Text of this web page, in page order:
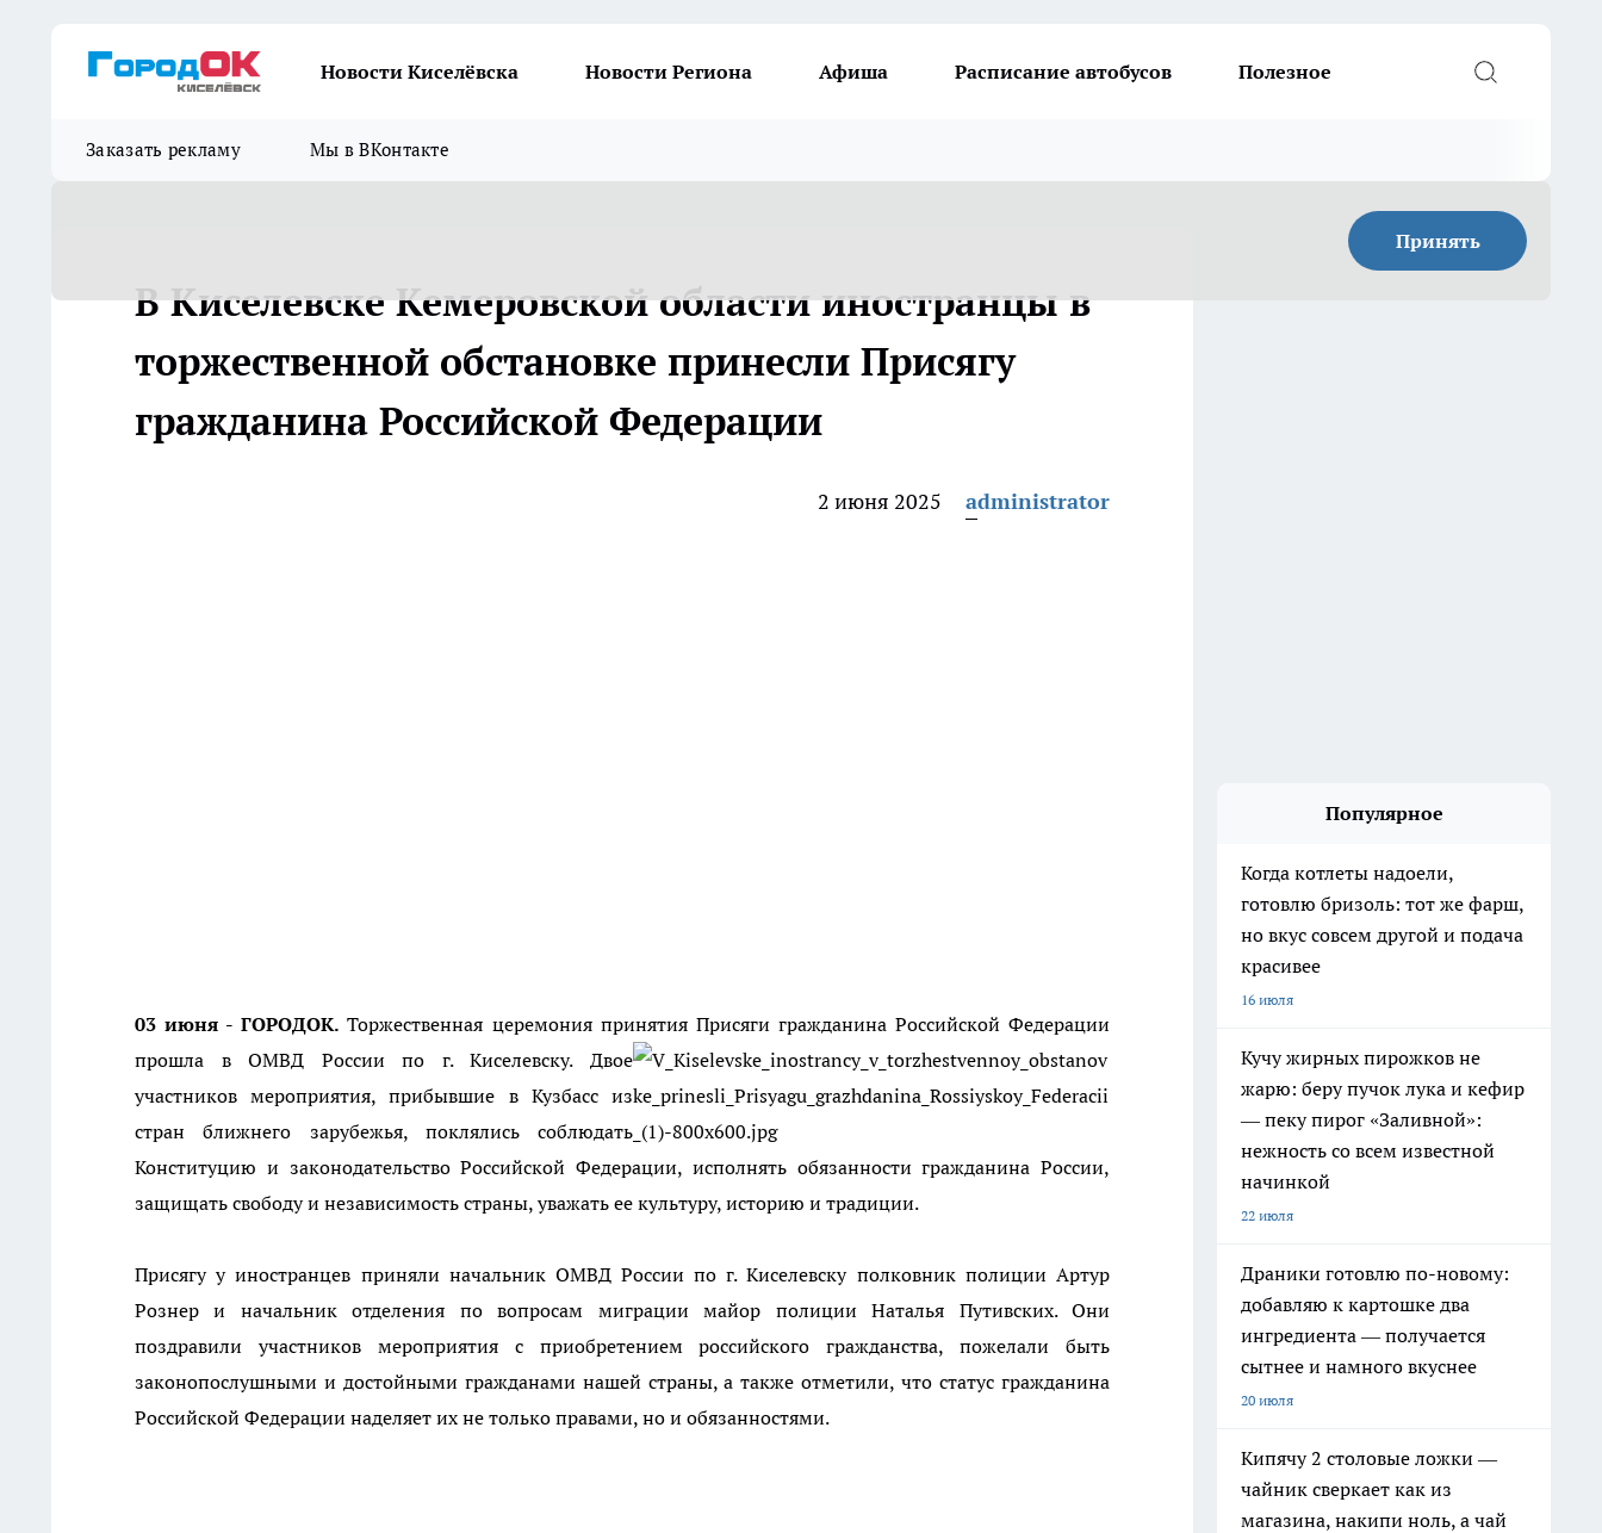
Новости Киселёвска Новости Региона Афиша Расписание автобусов Полезное
Заказать рекламу Мы в ВКонтакте
Принять
В Киселевске Кемеровской области иностранцы в
торжественной обстановке принесли Присягу
гражданина Российской Федерации
2 июня 2025 administrator
03 июня - ГОРОДОК.Торжественная церемония принятия Присяги гражданина Российской Федерации
прошла в ОМВД России по г. Киселевску. Двое
участников мероприятия, прибывшие в Кузбасс из
стран ближнего зарубежья, поклялись соблюдать
Конституцию и законодательство Российской Федерации, исполнять обязанности гражданина России,
защищать свободу и независимость страны, уважать ее культуру, историю и традиции.
Присягу у иностранцев приняли начальник ОМВД России по г. Киселевску полковник полиции Артур
Рознер и начальник отделения по вопросам миграции майор полиции Наталья Путивских. Они
поздравили участников мероприятия с приобретением российского гражданства, пожелали быть
законопослушными и достойными гражданами нашей страны, а также отметили, что статус гражданина
Российской Федерации наделяет их не только правами, но и обязанностями.
Популярное
Когда котлеты надоели,
готовлю бризоль: тот же фарш,
но вкус совсем другой и подача
красивее
16 июля
Кучу жирных пирожков не
жарю: беру пучок лука и кефир
— пеку пирог «Заливной»:
нежность со всем известной
начинкой
22 июля
Драники готовлю по-новому:
добавляю к картошке два
ингредиента — получается
сытнее и намного вкуснее
20 июля
Кипячу 2 столовые ложки —
чайник сверкает как из
магазина, накипи ноль, а чай